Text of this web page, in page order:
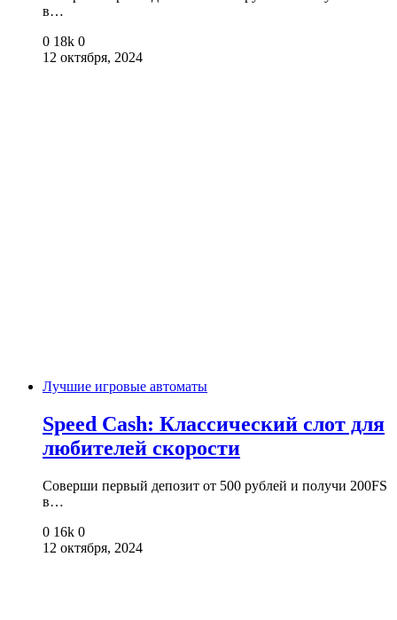
в…
0 18k 0
12 октября, 2024
Лучшие игровые автоматы
Speed Cash: Классический слот для
любителей скорости
Соверши первый депозит от 500 рублей и получи 200FS
в…
0 16k 0
12 октября, 2024